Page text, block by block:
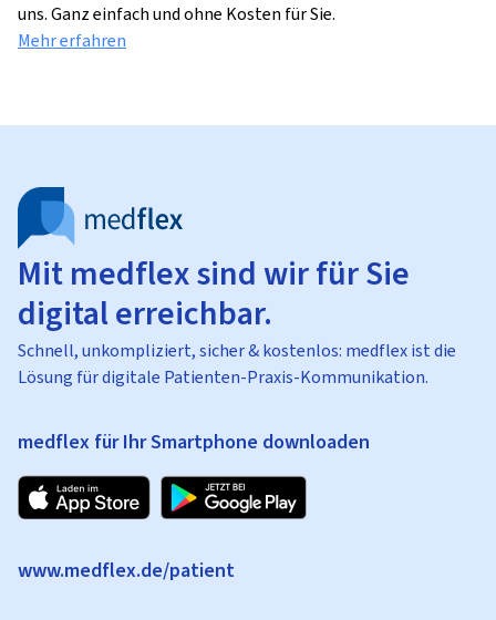
uns. Ganz einfach und ohne Kosten für Sie.
Mehr erfahren
Mit medflex sind wir für Sie
digital erreichbar.
Schnell, unkompliziert, sicher & kostenlos: medflex ist die
Lösung für digitale Patienten-Praxis-Kommunikation.
medflex für Ihr Smartphone downloaden
www.medflex.de/patient